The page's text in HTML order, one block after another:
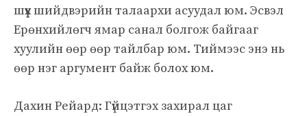
шүүх шийдвэрийн талаархи асуудал юм. Эсвэл
Ерөнхийлөгч ямар санал болгож байгааг
хуулийн өөр өөр тайлбар юм. Тиймээс энэ нь
өөр нэг аргумент байж болох юм.
Дахин Рейард: Гүйцэтгэх захирал цаг